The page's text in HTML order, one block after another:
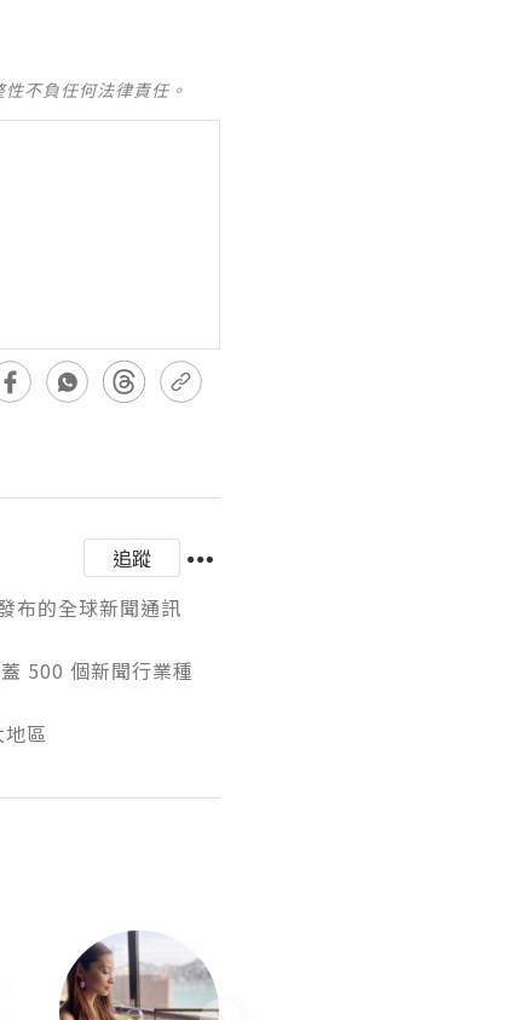
不負任何法律責任。
追蹤
布的全球新聞通訊
500 個新聞行業種
區